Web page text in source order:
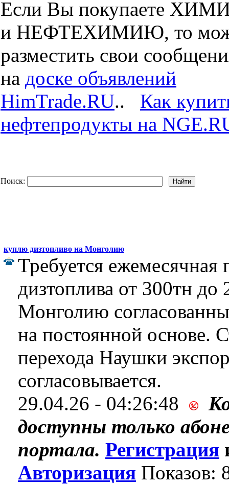
Если Вы покупаете
и НЕФТЕХИМИЮ, то
разместить свои
на доске объявлений
HimTrade.RU.. Как
нефтепродукты на
Поиск:
куплю дизтопливо на Монголию
Требуется ежемесячная
дизтоплива от 300тн до
Монголию
на постоянной основе.
перехода Наушки
согласовывается.
29.04.26 - 04:26:48
доступны только
портала. Регистрация
Авторизация Показов: